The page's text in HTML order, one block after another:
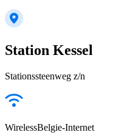
Station Kessel
Stationssteenweg z/n
WirelessBelgie-Internet